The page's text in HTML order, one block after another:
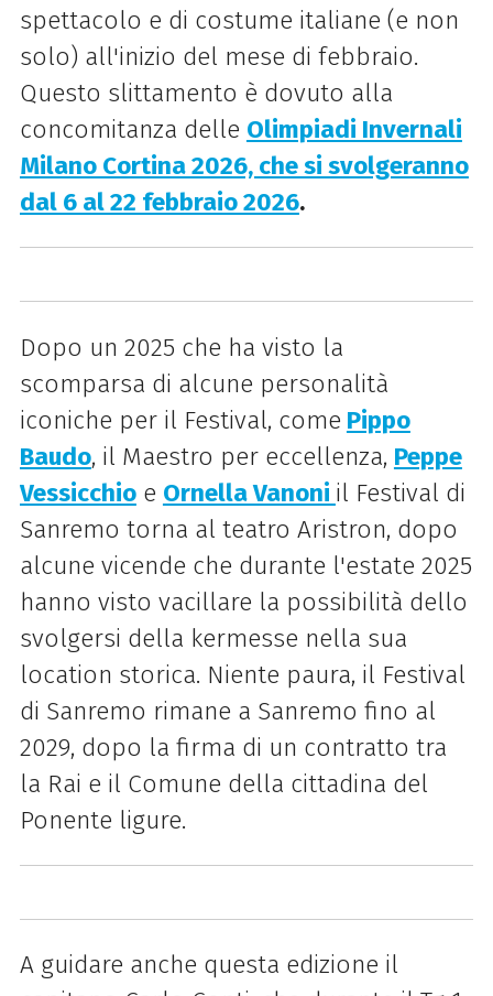
spettacolo e di costume italiane (e non
solo) all'inizio del mese di febbraio.
Questo slittamento è dovuto alla
concomitanza delle Olimpiadi Invernali
Milano Cortina 2026, che si svolgeranno
dal 6 al 22 febbraio 2026.
Dopo un 2025 che ha visto la
scomparsa di alcune personalità
iconiche per il Festival, come Pippo
Baudo, il Maestro per eccellenza, Peppe
Vessicchioe Ornella Vanoni il Festival di
Sanremo torna al teatro Aristron, dopo
alcune vicende che durante l'estate 2025
hanno visto vacillare la possibilità dello
svolgersi della kermesse nella sua
location storica. Niente paura, il Festival
di Sanremo rimane a Sanremo fino al
2029, dopo la firma di un contratto tra
la Rai e il Comune della cittadina del
Ponente ligure.
A guidare anche questa edizione il